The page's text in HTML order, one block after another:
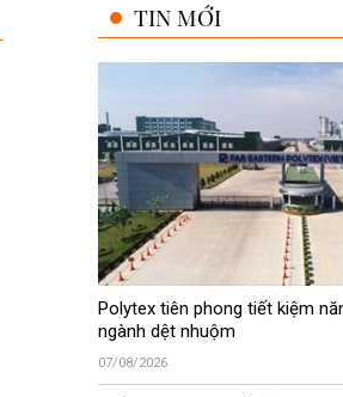
TIN MỚI
Polytex tiên phong tiết kiệm
ngành dệt nhuộm
07/08/2026